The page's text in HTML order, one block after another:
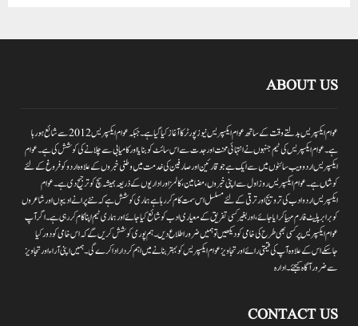
ABOUT US
عوام ایکسپریس بدلتے وقت کے ساتھ عوام ایکسپریس نیوز پورٹر کا آغاز کیا گیا ہے۔جبکہ عوام ایکسپریس 2012سے شائع ہورہا
ہے۔ عوام ایکسپریس کی ٹیم جنہوں نے انتہائی محنت اور جدت سے اس سائٹ کو بنایا اور کامیابی سے چلانے کی کوشش کی ہے۔عوام
ایکسپریس اردو ویب سائٹوں میں سے ایک ہے جو قارئین اور صارفین کی خدمت میں وطنی خبروں کے علاوہ اردو کو فروغ کے لئے
کوشاں ہے۔عوام ایکسپریس روز اول سے اپنی خبروں ،مضامین ،کالمز اور اداریوں کے ذریعہ ہمیشہ سچ کو ترجیح دی ہے۔عوام
ایکسپریس اردو ادب کی ترویج اور ترقی کے لئے مسلسل اس سمت کام کر رہا ہے ہماری کوشش ہے کہ نئے پرانے ادیبوں اور شاعروں
کو برابر پلیٹ فارم مہیا کرایا جائے،اور بغیر کسی تفریق کے معیاری ادب کو شائع کیا جائے اور ہماری ٹیم اپنا کام کر رہی ہے۔اگر آپ
عوام ایکسپریس پر کسی بھی طرح کی خامی کو دیکھیں تو ہمیں ضرور اطلاع دیں۔ہم پوری کوشش کریں گے کہ اس خامی کو دور کیا
جاسکے اس کے علاوہ آپ کی قیمتی رائے اور تجاویز عوام ایکسپریس کو بہتر بنانے میں اہم کردار اداکرے گی۔ہمیں اپنی آراءاور تجاویز
سے ضرور آگاہ کیجئے۔ ادارہ
CONTACT US